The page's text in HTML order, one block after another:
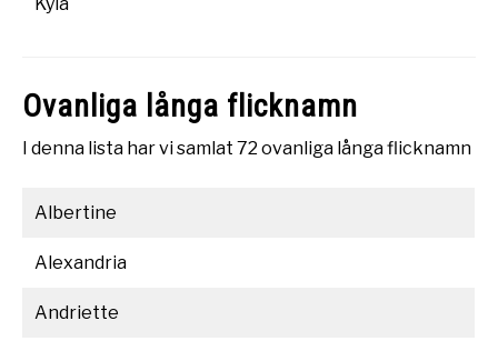
Ovanliga långa flicknamn
I denna lista har vi samlat 72 ovanliga långa flicknamn
Albertine
Alexandria
Andriette